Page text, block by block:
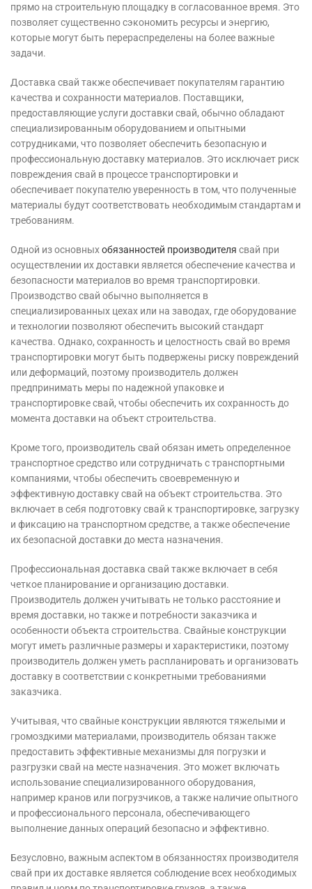
прямо на строительную площадку в согласованное время. Это
позволяет существенно сэкономить ресурсы и энергию,
которые могут быть перераспределены на более важные
задачи.
Доставка свай также обеспечивает покупателям гарантию
качества и сохранности материалов. Поставщики,
предоставляющие услуги доставки свай, обычно обладают
специализированным оборудованием и опытными
сотрудниками, что позволяет обеспечить безопасную и
профессиональную доставку материалов. Это исключает риск
повреждения свай в процессе транспортировки и
обеспечивает покупателю уверенность в том, что полученные
материалы будут соответствовать необходимым стандартам и
требованиям.
Одной из основныхобязанностей производителя свай при
осуществлении их доставки является обеспечение качества и
безопасности материалов во время транспортировки.
Производство свай обычно выполняется в
специализированных цехах или на заводах, где оборудование
и технологии позволяют обеспечить высокий стандарт
качества. Однако, сохранность и целостность свай во время
транспортировки могут быть подвержены риску повреждений
или деформаций, поэтому производитель должен
предпринимать меры по надежной упаковке и
транспортировке свай, чтобы обеспечить их сохранность до
момента доставки на объект строительства.
Кроме того, производитель свай обязан иметь определенное
транспортное средство или сотрудничать с транспортными
компаниями, чтобы обеспечить своевременную и
эффективную доставку свай на объект строительства. Это
включает в себя подготовку свай к транспортировке, загрузку
и фиксацию на транспортном средстве, а также обеспечение
их безопасной доставки до места назначения.
Профессиональная доставка свай также включает в себя
четкое планирование и организацию доставки.
Производитель должен учитывать не только расстояние и
время доставки, но также и потребности заказчика и
особенности объекта строительства. Свайные конструкции
могут иметь различные размеры и характеристики, поэтому
производитель должен уметь распланировать и организовать
доставку в соответствии с конкретными требованиями
заказчика.
Учитывая, что свайные конструкции являются тяжелыми и
громоздкими материалами, производитель обязан также
предоставить эффективные механизмы для погрузки и
разгрузки свай на месте назначения. Это может включать
использование специализированного оборудования,
например кранов или погрузчиков, а также наличие опытного
и профессионального персонала, обеспечивающего
выполнение данных операций безопасно и эффективно.
Безусловно, важным аспектом в обязанностях производителя
свай при их доставке является соблюдение всех необходимых